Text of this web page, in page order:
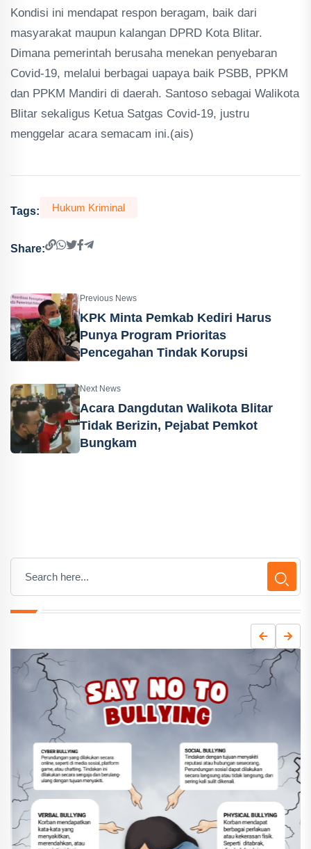
Kondisi ini mendapat respon beragam, baik dari
masyarakat maupun kalangan DPRD Kota Blitar.
Dimana pemerintah berusaha menekan penyebaran
Covid-19, melalui berbagai uapaya baik PSBB, PPKM
dan PPKM Mandiri di daerah. Santoso sebagai Walikota
Blitar sekaligus Ketua Satgas Covid-19, justru
menggelar acara semacam ini.(ais)
Tags: Hukum Kriminal
Share:
Previous News
KPK Minta Pemkab Kediri Harus
Punya Program Prioritas
Pencegahan Tindak Korupsi
Next News
Acara Dangdutan Walikota Blitar
Tidak Berizin, Pejabat Pemkot
Bungkam